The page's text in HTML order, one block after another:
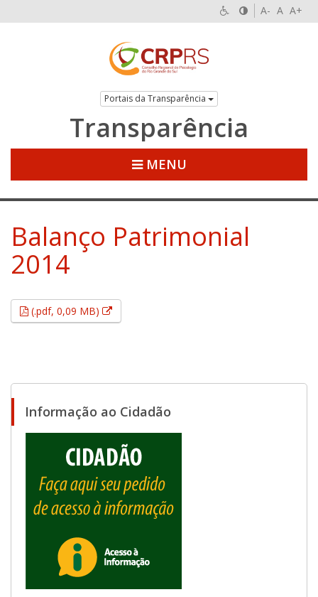
A- A A+
Portais da Transparência
Transparência
MENU
Balanço Patrimonial
2014
(.pdf, 0,09 MB) Esse link abrirá em uma nova janela.
Informação ao Cidadão